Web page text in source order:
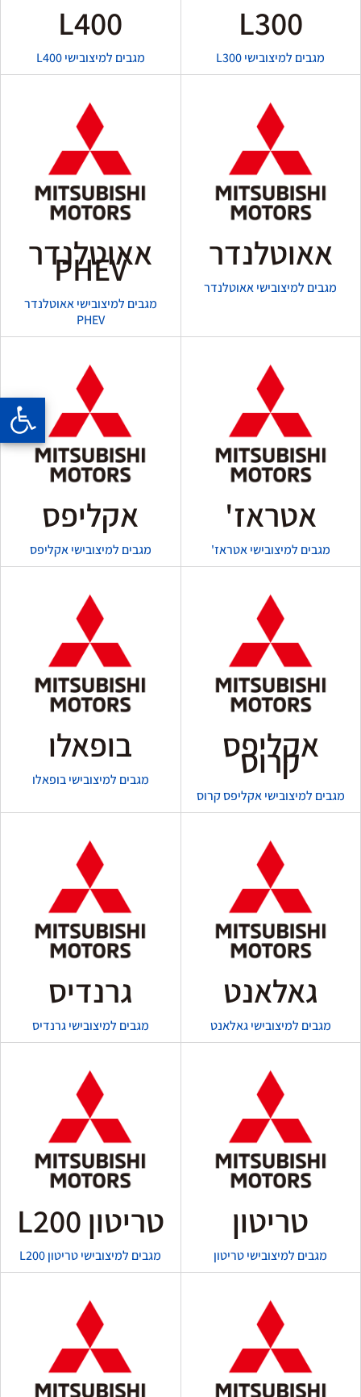
L300
מגבים למיצובישי L300
L400
מגבים למיצובישי L400
אאוטלנדר
מגבים למיצובישי אאוטלנדר
אאוטלנדר
PHEV
מגבים למיצובישי אאוטלנדר
PHEV
אטראז'
מגבים למיצובישי אטראז'
אקליפס
מגבים למיצובישי אקליפס
אקליפס
קרוס
מגבים למיצובישי אקליפס קרוס
בופאלו
מגבים למיצובישי בופאלו
גאלאנט
מגבים למיצובישי גאלאנט
גרנדיס
מגבים למיצובישי גרנדיס
טריטון
מגבים למיצובישי טריטון
טריטון L200
מגבים למיצובישי טריטון L200